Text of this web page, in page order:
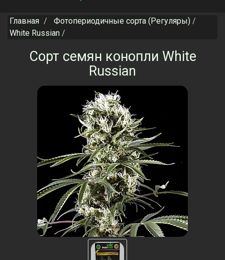
Главная
Фотопериодичные сорта (Регуляры)
White Russian
Сорт семян конопли White
Russian